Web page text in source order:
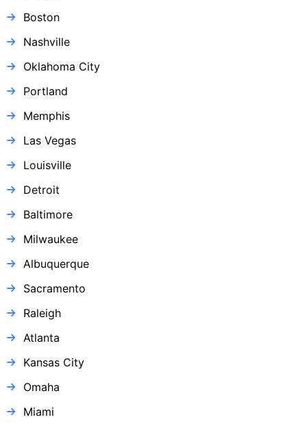
Boston
Nashville
Oklahoma City
Portland
Memphis
Las Vegas
Louisville
Detroit
Baltimore
Milwaukee
Albuquerque
Sacramento
Raleigh
Atlanta
Kansas City
Omaha
Miami